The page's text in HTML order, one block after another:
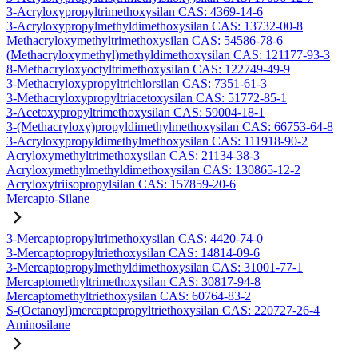
3-Acryloxypropyltrimethoxysilan CAS: 4369-14-6
3-Acryloxypropylmethyldimethoxysilan CAS: 13732-00-8
Methacryloxymethyltrimethoxysilan CAS: 54586-78-6
(Methacryloxymethyl)methyldimethoxysilan CAS: 121177-93-3
8-Methacryloxyoctyltrimethoxysilan CAS: 122749-49-9
3-Methacryloxypropyltrichlorsilan CAS: 7351-61-3
3-Methacryloxypropyltriacetoxysilan CAS: 51772-85-1
3-Acetoxypropyltrimethoxysilan CAS: 59004-18-1
3-(Methacryloxy)propyldimethylmethoxysilan CAS: 66753-64-8
3-Acryloxypropyldimethylmethoxysilan CAS: 111918-90-2
Acryloxymethyltrimethoxysilan CAS: 21134-38-3
Acryloxymethylmethyldimethoxysilan CAS: 130865-12-2
Acryloxytriisopropylsilan CAS: 157859-20-6
Mercapto-Silane
3-Mercaptopropyltrimethoxysilan CAS: 4420-74-0
3-Mercaptopropyltriethoxysilan CAS: 14814-09-6
3-Mercaptopropylmethyldimethoxysilan CAS: 31001-77-1
Mercaptomethyltrimethoxysilan CAS: 30817-94-8
Mercaptomethyltriethoxysilan CAS: 60764-83-2
S-(Octanoyl)mercaptopropyltriethoxysilan CAS: 220727-26-4
Aminosilane